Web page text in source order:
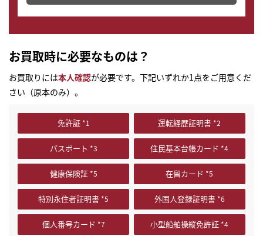
お買取時に必要なものは？
お買取りには本人確認が必要です。下記いずれか1点をご用意くだ
さい（原本のみ）。
免許証 運転経歴証明書
パスポート 住民基本台帳カード
健康保険証 在留カード
特別永住者証明書 外国人登録証明書
個人番号カード 小型船舶操縦免許証